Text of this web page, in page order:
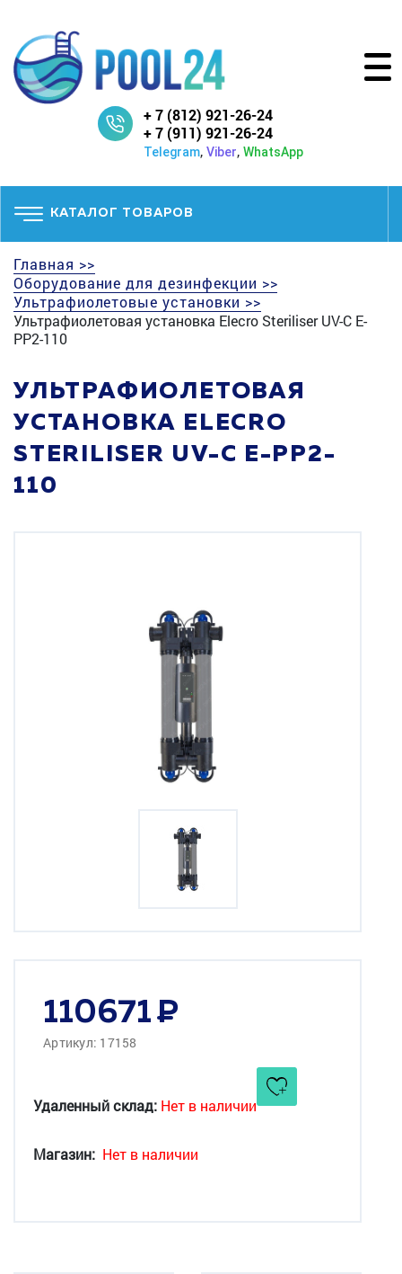
+ 7 (812) 921-26-24
+ 7 (911) 921-26-24
Telegram, Viber, WhatsApp
КАТАЛОГ ТОВАРОВ
Главная >>
Оборудование для дезинфекции >>
Ультрафиолетовые установки >>
Ультрафиолетовая установка Elecro Steriliser UV-C E-
PP2-110
УЛЬТРАФИОЛЕТОВАЯ
УСТАНОВКА ELECRO
STERILISER UV-C E-PP2-
110
110671
Артикул: 17158
Удаленный склад: Нет в наличии
Магазин: Нет в наличии